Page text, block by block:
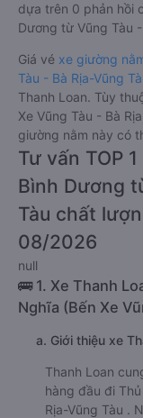
dựa trên 0 phản hồi
Dương từ Vũng Tàu
Giá vé xe giường
Tàu - Bà Rịa-Vũng
Thanh Loan. Tùy
Xe Vũng Tàu - Bà
giường nằm này có
Tư vấn TOP
Bình Dương
Tàu chất
08/2026
null
🚌 1. Xe Thanh
Nghĩa (Bến Xe
a. Giới thiệu xe
Thanh Loan
hàng đầu đi
Rịa-Vũng Tàu .